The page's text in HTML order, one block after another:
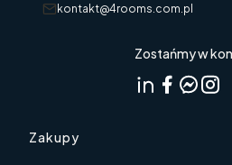
kontakt@4rooms.com.pl
Zostańmy w
Linki w stopce
Zakupy